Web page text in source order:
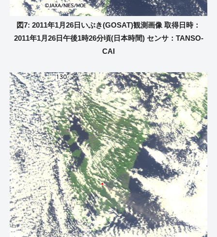
図7: 2011年1月26日いぶき(GOSAT)観測画像 取得日時：
2011年1月26日午後1時26分頃(日本時間) センサ：TANSO-
CAI